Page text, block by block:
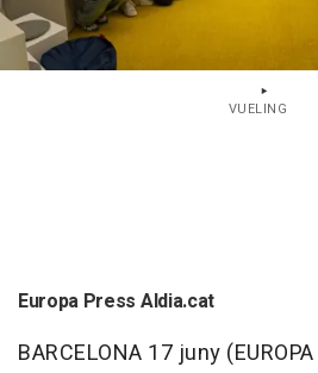
VUELING
Europa Press Aldia.cat
BARCELONA 17 juny